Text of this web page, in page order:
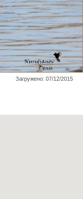
Загружено: 07/12/2015